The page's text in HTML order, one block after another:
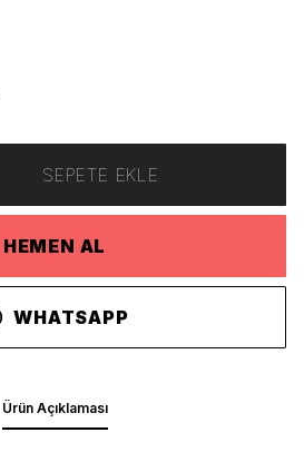
SEPETE EKLE
HEMEN AL
WHATSAPP
Ürün Açıklaması